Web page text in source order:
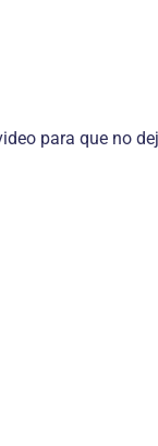
para que no